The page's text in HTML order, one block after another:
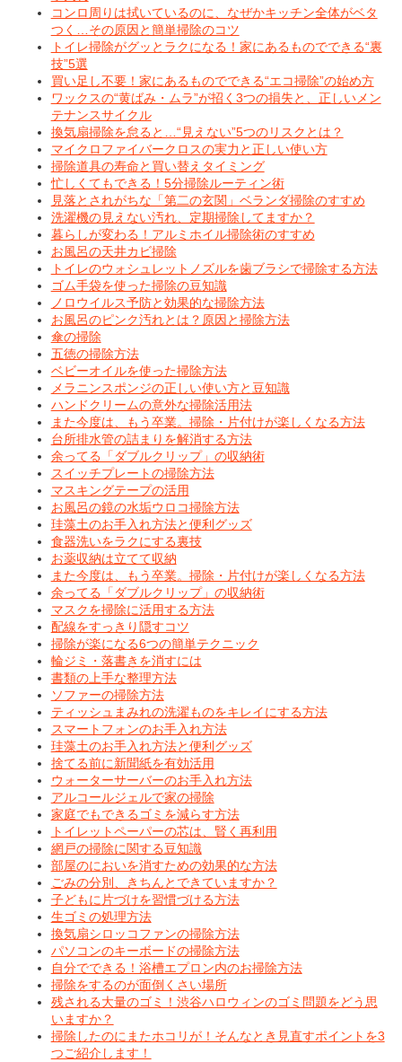
コンロ周りは拭いているのに、なぜかキッチン全体がベタ
つく…その原因と簡単掃除のコツ
トイレ掃除がグッとラクになる！家にあるものでできる“裏
技”5選
買い足し不要！家にあるものでできる“エコ掃除”の始め方
ワックスの“黄ばみ・ムラ”が招く3つの損失と、正しいメン
テナンスサイクル
換気扇掃除を怠ると…“見えない”5つのリスクとは？
マイクロファイバークロスの実力と正しい使い方
掃除道具の寿命と買い替えタイミング
忙しくてもできる！5分掃除ルーティン術
見落とされがちな「第二の玄関」ベランダ掃除のすすめ
洗濯機の見えない汚れ、定期掃除してますか？
暮らしが変わる！アルミホイル掃除術のすすめ
お風呂の天井カビ掃除
トイレのウォシュレットノズルを歯ブラシで掃除する方法
ゴム手袋を使った掃除の豆知識
ノロウイルス予防と効果的な掃除方法
お風呂のピンク汚れとは？原因と掃除方法
傘の掃除
五徳の掃除方法
ベビーオイルを使った掃除方法
メラニンスポンジの正しい使い方と豆知識
ハンドクリームの意外な掃除活用法
また今度は、もう卒業。掃除・片付けが楽しくなる方法
台所排水管の詰まりを解消する方法
余ってる「ダブルクリップ」の収納術
スイッチプレートの掃除方法
マスキングテープの活用
お風呂の鏡の水垢ウロコ掃除方法
珪藻土のお手入れ方法と便利グッズ
食器洗いをラクにする裏技
お薬収納は立てて収納
また今度は、もう卒業。掃除・片付けが楽しくなる方法
余ってる「ダブルクリップ」の収納術
マスクを掃除に活用する方法
配線をすっきり隠すコツ
掃除が楽になる6つの簡単テクニック
輪ジミ・落書きを消すには
書類の上手な整理方法
ソファーの掃除方法
ティッシュまみれの洗濯ものをキレイにする方法
スマートフォンのお手入れ方法
珪藻土のお手入れ方法と便利グッズ
捨てる前に新聞紙を有効活用
ウォーターサーバーのお手入れ方法
アルコールジェルで家の掃除
家庭でもできるゴミを減らす方法
トイレットペーパーの芯は、賢く再利用
網戸の掃除に関する豆知識
部屋のにおいを消すための効果的な方法
ごみの分別、きちんとできていますか？
子どもに片づけを習慣づける方法
生ゴミの処理方法
換気扇シロッコファンの掃除方法
パソコンのキーボードの掃除方法
自分でできる！浴槽エプロン内のお掃除方法
掃除をするのが面倒くさい場所
残される大量のゴミ！渋谷ハロウィンのゴミ問題をどう思
いますか？
掃除したのにまたホコリが！そんなとき見直すポイントを3
つご紹介します！